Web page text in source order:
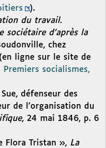
).
du travail.
sociétaire d’après la
chez
ligne sur le site de
Premiers socialismes,
défenseur des
de l’organisation du
, 24 mai 1846, p. 6
Flora Tristan », La